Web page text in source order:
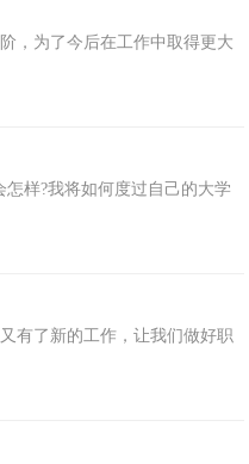
，为了今后在工作中取得更大
样?我将如何度过自己的大学
有了新的工作，让我们做好职